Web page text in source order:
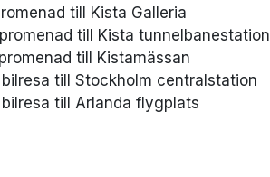
till Kista Galleria
till Kista tunnelbanestation
till Kistamässan
till Stockholm centralstation
till Arlanda flygplats